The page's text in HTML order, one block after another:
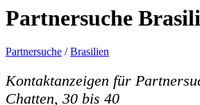
Partnersuche
Partnersuche /Brasilien
Kontaktanzeigen für
Chatten, 30 bis 40